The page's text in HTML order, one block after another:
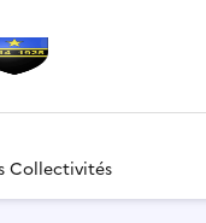
Collectivités